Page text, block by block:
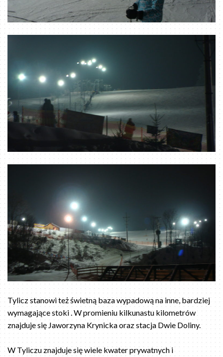
Tylicz stanowi też świetną baza wypadową na inne, bardziej
wymagające stoki . W promieniu kilkunastu kilometrów
znajduje się Jaworzyna Krynicka oraz stacja Dwie Doliny.
W Tyliczu znajduje się wiele kwater prywatnych i